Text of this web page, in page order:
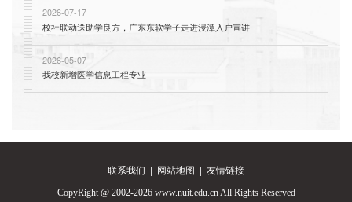
2026-07-17
校社联动送助学良方，广东东软学子走进浸潭入户宣讲
2026-05-07
我校新增医学信息工程专业
联系我们 | 网站地图 | 友情链接
CopyRight @ 2002-2026 www.nuit.edu.cn All Rights Reserved